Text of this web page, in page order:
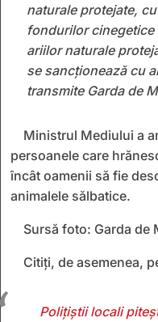
naturale protejate,
fondurilor
ariilor naturale
se sancționează cu
transmite Garda de
Ministrul Mediului a
persoanele care
încât oamenii să fie
animalele sălbatice.
Sursă foto: Garda de
Citiți, de asemenea,
Polițiștii locali